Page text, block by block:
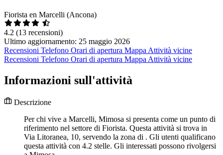
Fiorista en Marcelli (Ancona)
4.2 (13 recensioni)
Ultimo aggiornamento: 25 maggio 2026
Recensioni Telefono Orari di apertura Mappa Attività vicine
Recensioni Telefono Orari di apertura Mappa Attività vicine
Informazioni sull'attività
Descrizione
Per chi vive a Marcelli, Mimosa si presenta come un punto di
riferimento nel settore di Fiorista. Questa attività si trova in
Via Litoranea, 10, servendo la zona di . Gli utenti qualificano
questa attività con 4.2 stelle. Gli interessati possono rivolgersi